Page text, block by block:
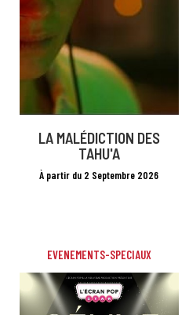
LA MALÉDICTION DES
TAHU'A
À partir du 2 Septembre 2026
EVENEMENTS-SPECIAUX